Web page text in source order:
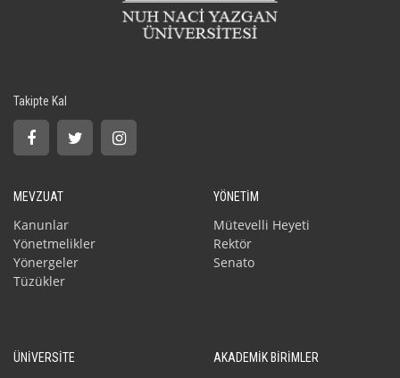
Takipte Kal
MEVZUAT
Kanunlar
Yönetmelikler
Yönergeler
Tüzükler
YÖNETİM
Mütevelli Heyeti
Rektör
Senato
ÜNİVERSİTE AKADEMİK BİRİMLER